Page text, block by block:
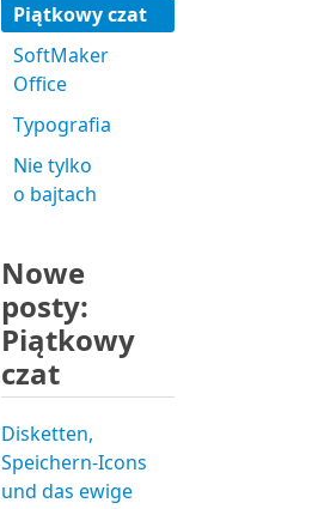
Piątkowy czat
SoftMaker
Office
Typografia
Nie tylko
o bajtach
Nowe
posty:
Piątkowy
czat
Disketten,
Speichern-Icons
und das ewige